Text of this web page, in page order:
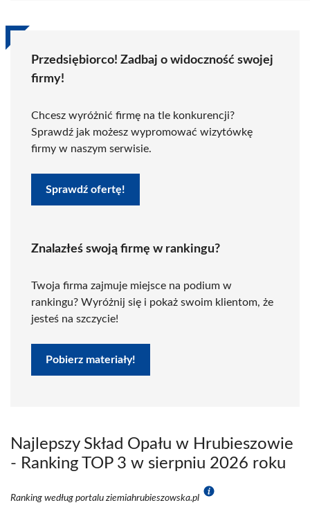
Przedsiębiorco! Zadbaj o widoczność swojej
firmy!
Chcesz wyróżnić firmę na tle konkurencji?
Sprawdź jak możesz wypromować wizytówkę
firmy w naszym serwisie.
Sprawdź ofertę!
Znalazłeś swoją firmę w rankingu?
Twoja firma zajmuje miejsce na podium w
rankingu? Wyróżnij się i pokaż swoim klientom, że
jesteś na szczycie!
Pobierz materiały!
Najlepszy Skład Opału w Hrubieszowie
- Ranking TOP 3 w sierpniu 2026 roku
Ranking według portalu ziemiahrubieszowska.pl